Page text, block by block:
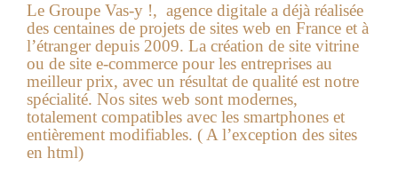
Le Groupe Vas-y !, agence digitale a déjà réalisée
des centaines de projets de sites web en France et à
l’étranger depuis 2009. La création de site vitrine
ou de site e-commerce pour les entreprises au
meilleur prix, avec un résultat de qualité est notre
spécialité. Nos sites web sont modernes,
totalement compatibles avec les smartphones et
entièrement modifiables. ( A l’exception des sites
en html)